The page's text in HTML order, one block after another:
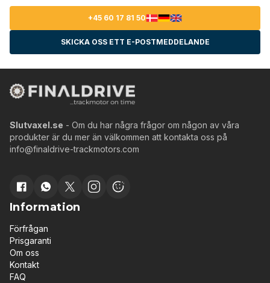
+45 60 17 81 50
SKICKA OSS ETT E-POSTMEDDELANDE
Slutvaxel.se - Om du har några frågor om någon av våra
produkter är du mer än välkommen att kontakta oss på
info@finaldrive-trackmotors.com
Information
Förfrågan
Prisgaranti
Om oss
Kontakt
FAQ